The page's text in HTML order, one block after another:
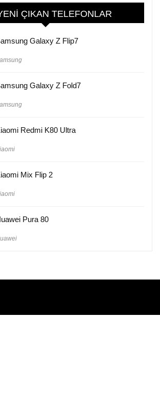
ÇIKAN TELEFONLAR
Galaxy Z Flip7
Galaxy Z Fold7
Redmi K80 Ultra
Mix Flip 2
Pura 80